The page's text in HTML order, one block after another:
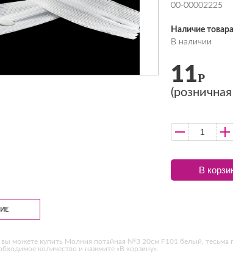
00-00002225
Наличие
В наличии
11Р
В
вы можете купить Молния потайная №3 20см F101 белый, тесьма
количество и нажмите «В корзину».